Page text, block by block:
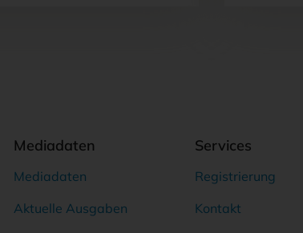
Mediadaten
Mediadaten
Aktuelle Ausgaben
Services
Registrierung
Kontakt